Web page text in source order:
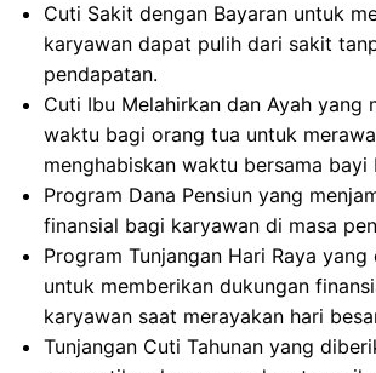
Cuti Sakit dengan Bayaran untuk
karyawan dapat pulih dari sakit
pendapatan.
Cuti Ibu Melahirkan dan Ayah yang
waktu bagi orang tua untuk
menghabiskan waktu bersama bayi
Program Dana Pensiun yang
finansial bagi karyawan di masa
Program Tunjangan Hari Raya yang
untuk memberikan dukungan
karyawan saat merayakan hari
Tunjangan Cuti Tahunan yang